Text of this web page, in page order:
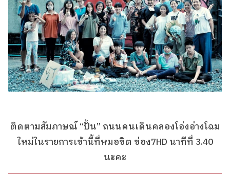
ติดตามสัมภาษณ์ “ปั้น” ถนนคนเดินคลองโอ่งอ่างโฉม
ใหม่ในรายการเช้านี้ที่หมอชิต ช่อง7HD นาทีที่ 3.40
นะคะ